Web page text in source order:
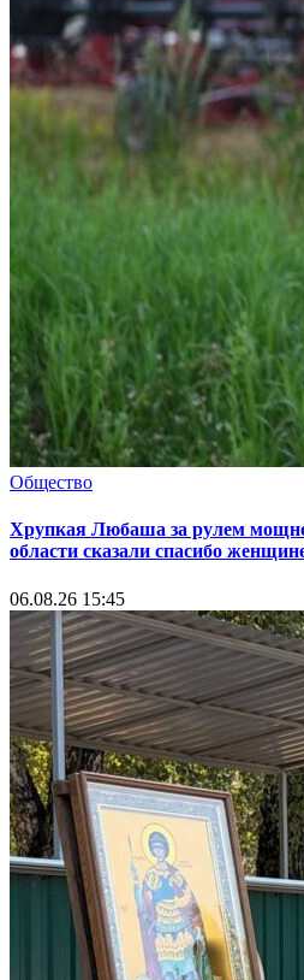
Общество
Хрупкая Любаша за рулем
области сказали спасибо
06.08.26 15:45